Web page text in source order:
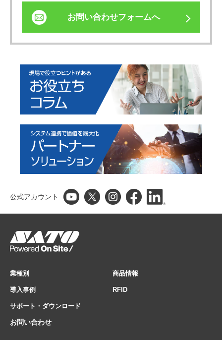
お問い合わせフォームへ
公式アカウント
業種別 商品情報
導入事例 RFID
サポート・ダウンロード
お問い合わせ